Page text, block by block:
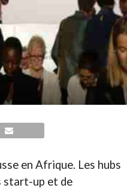
en Afrique. Les hubs
start-up et de